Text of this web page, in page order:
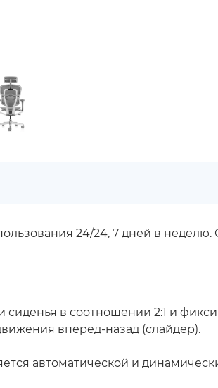
24/24, 7 дней в
сиденья в соотношении 2:1 и
вперед-назад (слайдер).
автоматической и